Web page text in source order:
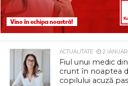
ACTUALITATE 2
Fiul unui medic
crunt în noaptea
copilului acuză